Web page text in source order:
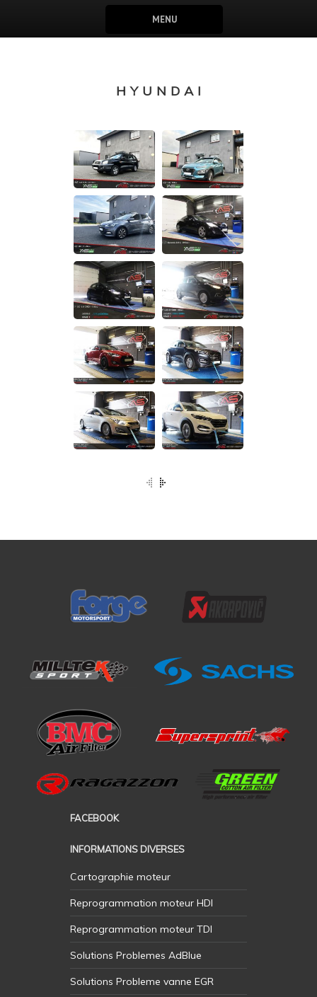
MENU
HYUNDAI
FACEBOOK
INFORMATIONS DIVERSES
Cartographie moteur
Reprogrammation moteur HDI
Reprogrammation moteur TDI
Solutions Problemes AdBlue
Solutions Probleme vanne EGR